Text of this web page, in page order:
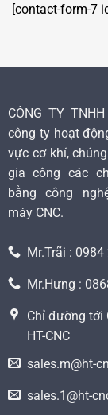
[contact-form-7
CÔNG TY
công ty hoạt
vực cơ khí,
gia công các
bằng công
máy CNC.
Mr.Trãi :
Mr.Hưng :
Chỉ đường tới
HT-CNC
sales.m@ht-
sales.1@ht-